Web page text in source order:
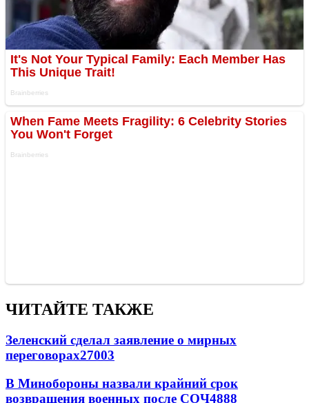
ЧИТАЙТЕ ТАКЖЕ
Зеленский сделал заявление о мирных
переговорах27003
В Минобороны назвали крайний срок
возвращения военных после СОЧ4888